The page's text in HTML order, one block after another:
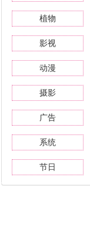
植物
影视
动漫
摄影
广告
系统
节日